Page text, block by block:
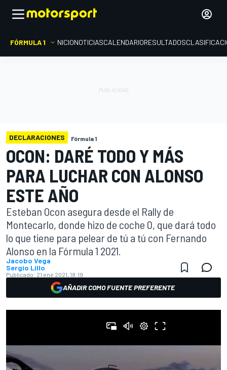
FÓRMULA 1 INICIONOTICIASCALENDARIORESULTADOS
DECLARACIONES Fórmula 1
OCON: DARÉ TODO Y MÁS
PARA LUCHAR CON ALONSO
ESTE AÑO
Esteban Ocon asegura desde el Rally de
Montecarlo, donde hizo de coche 0, que dará todo
lo que tiene para pelear de tú a tú con Fernando
Alonso en la Fórmula 1 2021.
Jacobo Vega
Sergio Lillo
Publicado: 21 ene 2021, 18:19
AÑADIR COMO FUENTE PREFERENTE